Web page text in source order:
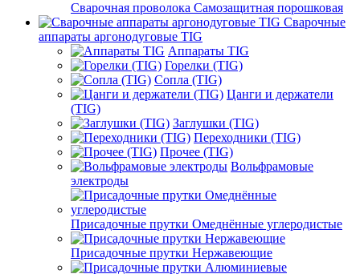
Сварочная проволока Самозащитная порошковая
Сварочные
аппараты аргонодуговые TIG
Аппараты TIG
Горелки (TIG)
Сопла (TIG)
Цанги и держатели
(TIG)
Заглушки (TIG)
Переходники (TIG)
Прочее (TIG)
Вольфрамовые
электроды
Присадочные прутки Омеднённые углеродистые
Присадочные прутки Нержавеющие